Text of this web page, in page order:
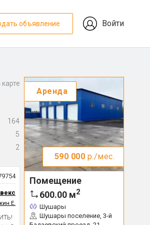
объявление Войти
карте
164
5
2
Е.
Аренда
590 000 р./мес.
Помещение
600.00 м2
Шушары
Шушары поселение, 3-й